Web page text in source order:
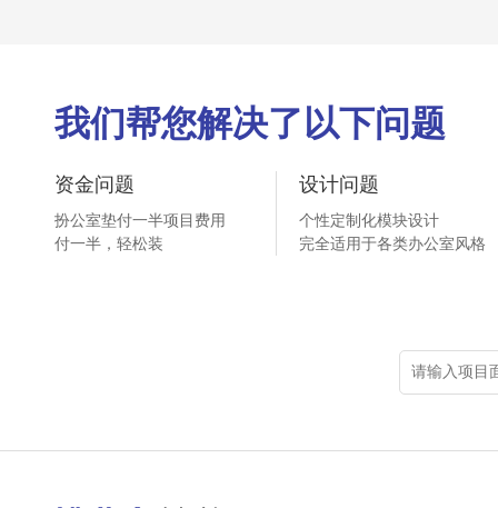
我们帮您解决了以下问题
资金问题
扮公室垫付一半项目费用
付一半，轻松装
设计问题
个性定制化模块设计
完全适用于各类办公室风格